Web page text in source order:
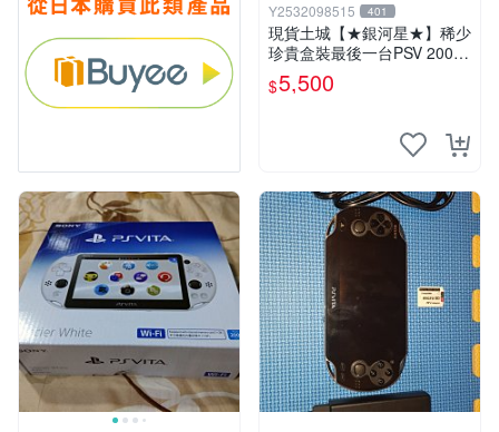
Y2532098515 401
現貨土城【★銀河星★】稀少
珍貴盒裝最後一台PSV 2000
主機.PSV2000 品質保證日版
可轉換中文
$5,500